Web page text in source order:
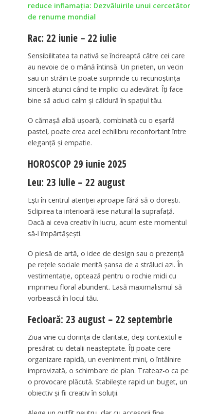
reduce inflamația: Dezvăluirile unui cercetător
de renume mondial
Rac: 22 iunie – 22 iulie
Sensibilitatea ta nativă se îndreaptă către cei care
au nevoie de o mână întinsă. Un prieten, un vecin
sau un străin te poate surprinde cu recunoștința
sinceră atunci când te implici cu adevărat. Îți face
bine să aduci calm și căldură în spațiul tău.
O cămașă albă ușoară, combinată cu o eșarfă
pastel, poate crea acel echilibru reconfortant între
eleganță și empatie.
HOROSCOP 29 iunie 2025
Leu: 23 iulie – 22 august
Ești în centrul atenției aproape fără să o dorești.
Sclipirea ta interioară iese natural la suprafață.
Dacă ai ceva creativ în lucru, acum este momentul
să-l împărtășești.
O piesă de artă, o idee de design sau o prezență
pe rețele sociale merită șansa de a străluci azi. În
vestimentație, optează pentru o rochie midi cu
imprimeu floral abundent. Lasă maximalismul să
vorbească în locul tău.
Fecioară: 23 august – 22 septembrie
Ziua vine cu dorința de claritate, deși contextul e
presărat cu detalii neașteptate. Îți poate cere
organizare rapidă, un eveniment mini, o întâlnire
improvizată, o schimbare de plan. Trateaz-o ca pe
o provocare plăcută. Stabilește rapid un buget, un
obiectiv și fii creativ în soluții.